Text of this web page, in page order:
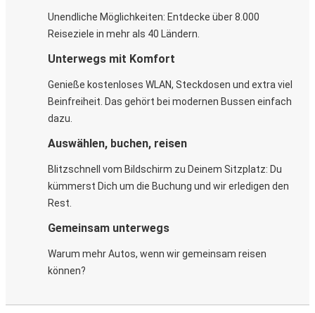
Unendliche Möglichkeiten: Entdecke über 8.000
Reiseziele in mehr als 40 Ländern.
Unterwegs mit Komfort
Genieße kostenloses WLAN, Steckdosen und extra viel
Beinfreiheit. Das gehört bei modernen Bussen einfach
dazu.
Auswählen, buchen, reisen
Blitzschnell vom Bildschirm zu Deinem Sitzplatz: Du
kümmerst Dich um die Buchung und wir erledigen den
Rest.
Gemeinsam unterwegs
Warum mehr Autos, wenn wir gemeinsam reisen
können?